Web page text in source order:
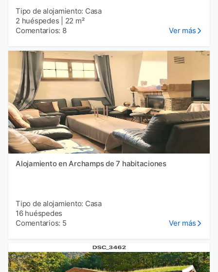
Tipo de alojamiento: Casa
2 huéspedes
22 m²
Comentarios: 8
Ver más
Alojamiento en Archamps de 7 habitaciones
Tipo de alojamiento: Casa
16 huéspedes
Comentarios: 5
Ver más